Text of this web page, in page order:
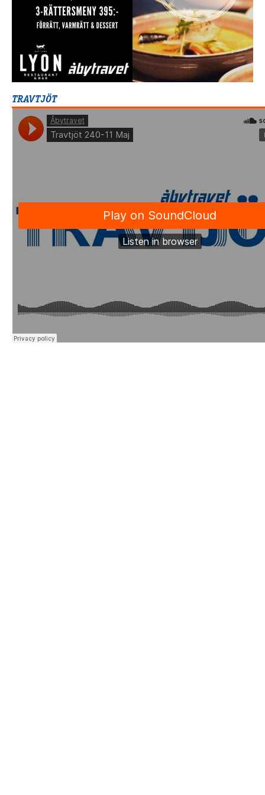
TRAVTJÖT